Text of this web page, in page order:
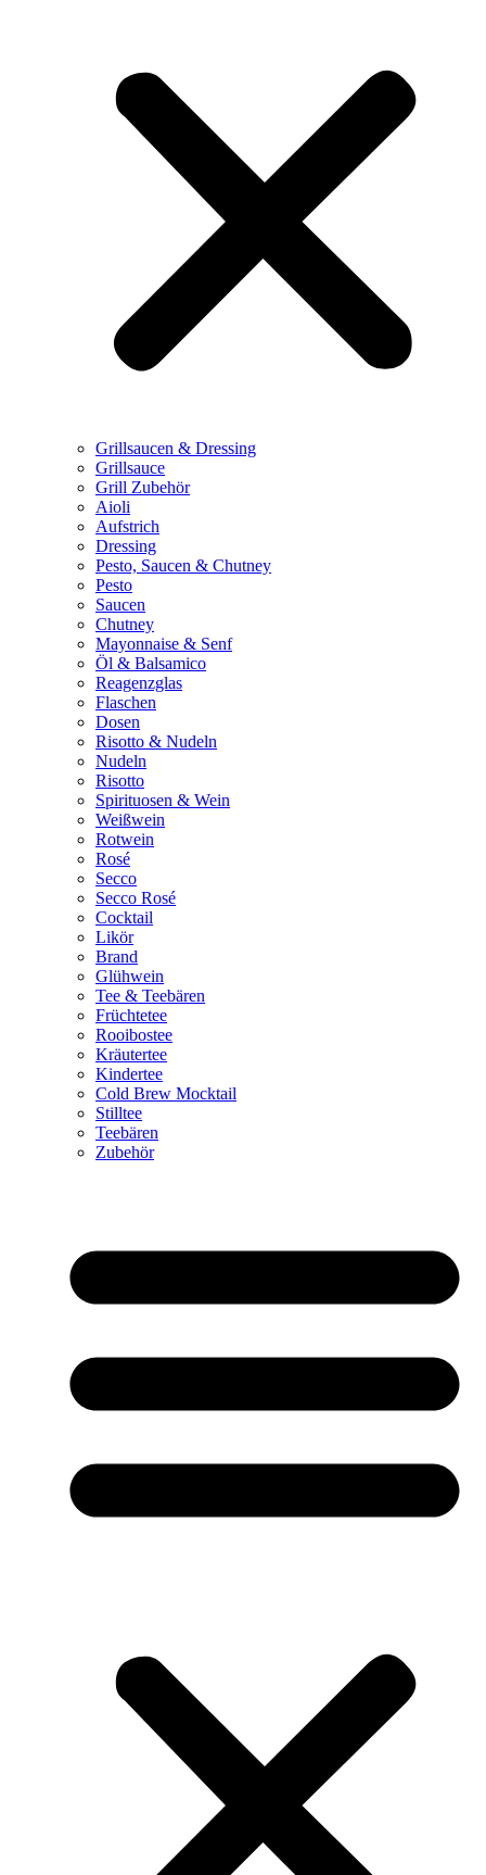
Grillsaucen & Dressing
Grillsauce
Grill Zubehör
Aioli
Aufstrich
Dressing
Pesto, Saucen & Chutney
Pesto
Saucen
Chutney
Mayonnaise & Senf
Öl & Balsamico
Reagenzglas
Flaschen
Dosen
Risotto & Nudeln
Nudeln
Risotto
Spirituosen & Wein
Weißwein
Rotwein
Rosé
Secco
Secco Rosé
Cocktail
Likör
Brand
Glühwein
Tee & Teebären
Früchtetee
Rooibostee
Kräutertee
Kindertee
Cold Brew Mocktail
Stilltee
Teebären
Zubehör